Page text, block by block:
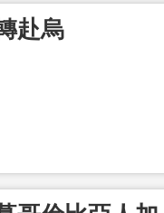
赴烏